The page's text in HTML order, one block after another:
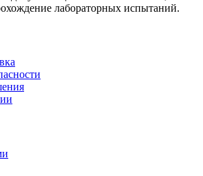
лабораторных испытаний.